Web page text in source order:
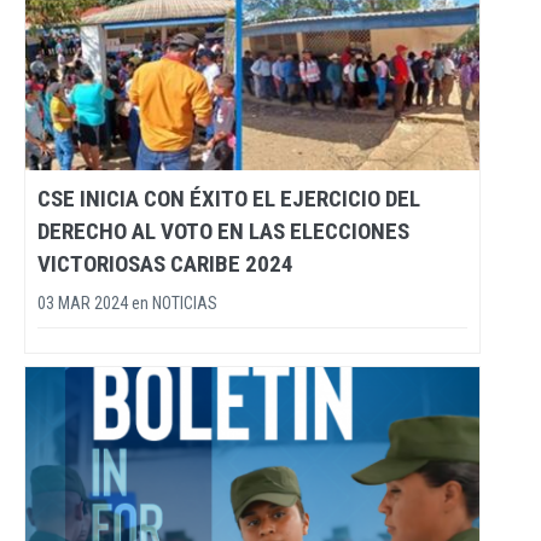
CSE INICIA CON ÉXITO EL EJERCICIO DEL
DERECHO AL VOTO EN LAS ELECCIONES
VICTORIOSAS CARIBE 2024
03 MAR 2024en NOTICIAS